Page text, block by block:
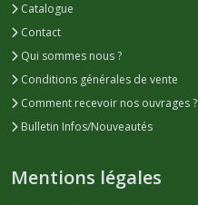
Catalogue
Contact
Qui sommes nous ?
Conditions générales de vente
Comment recevoir nos ouvrages ?
Bulletin Infos/Nouveautés
Mentions légales